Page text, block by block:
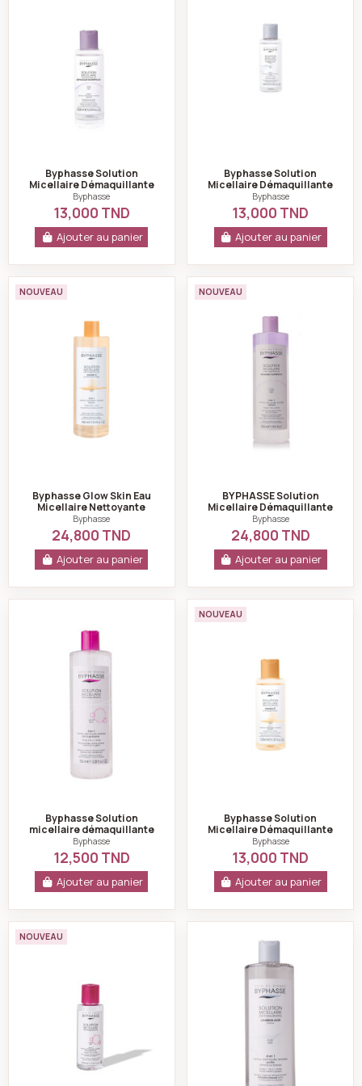
Byphasse Solution
Micellaire Démaquillante
4 en 1 Biphasique
Waterproof 100ml
Byphasse
13,000 TND
Ajouter au panier
Byphasse Solution
Micellaire Démaquillante
4 en 1 au Charbon Actif
100ml
Byphasse
13,000 TND
Ajouter au panier
Byphasse Glow Skin Eau Micellaire Nettoyante
NOUVEAU
Byphasse Glow Skin Eau
Micellaire Nettoyante
Vitamine C 500ml
Byphasse
24,800 TND
Ajouter au panier
NOUVEAU
BYPHASSE Solution
Micellaire Démaquillante
4 en 1 Biphasique
Waterproof 500 ml
Byphasse
24,800 TND
Ajouter au panier
Byphasse Solution micellaire démaquillante peaux
Byphasse Solution
micellaire démaquillante
peaux sensibles, sèches,
irritées 250ml
Byphasse
12,500 TND
Ajouter au panier
NOUVEAU
Byphasse Solution
Micellaire Démaquillante
4 en 1 Vitamine C Glow
Skin 100ml
Byphasse
13,000 TND
Ajouter au panier
NOUVEAU